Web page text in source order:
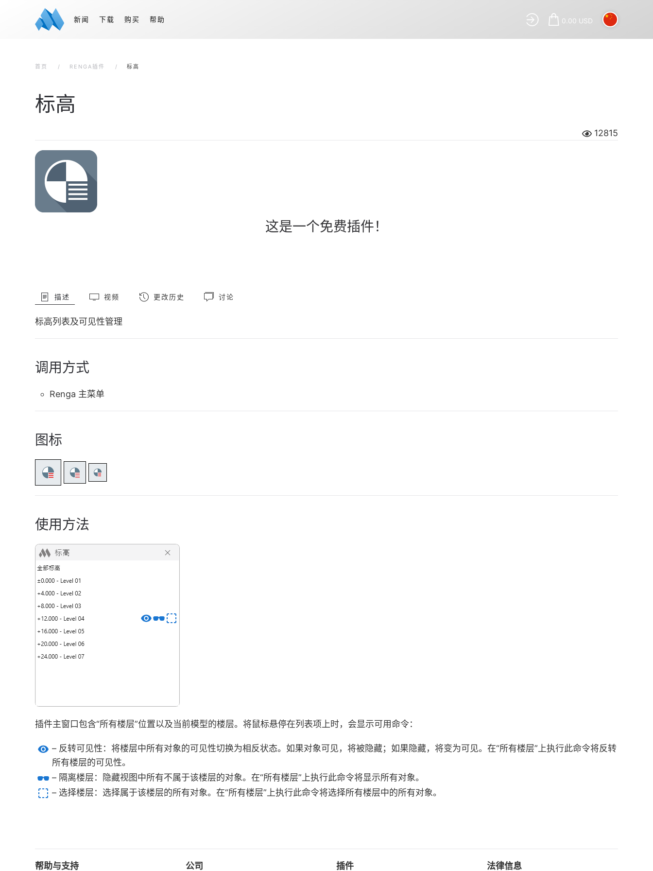
新闻 下载 购买 帮助 0.00 USD
首页 RENGA插件 标高
标高
12815
这是一个免费插件！
描述 视频 更改历史 讨论
标高列表及可见性管理
调用方式
Renga 主菜单
图标
使用方法
插件主窗口包含“所有楼层”位置以及当前模型的楼层。将鼠标悬停在列表项上时，会显示可用命令：
– 反转可见性：将楼层中所有对象的可见性切换为相反状态。如果对象可见，将被隐藏；如果隐藏，将变为可见。在“所有楼层”上执行此命令将反转
所有楼层的可见性。
– 隔离楼层：隐藏视图中所有不属于该楼层的对象。在“所有楼层”上执行此命令将显示所有对象。
– 选择楼层：选择属于该楼层的所有对象。在“所有楼层”上执行此命令将选择所有楼层中的所有对象。
帮助与支持 公司 插件 法律信息